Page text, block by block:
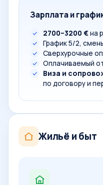
Зарплата и
2700–3200 €на
График 5/2,
Сверхурочные
Оплачиваемый
Виза и
по договору и
Жильё и быт